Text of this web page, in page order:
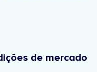
de mercado